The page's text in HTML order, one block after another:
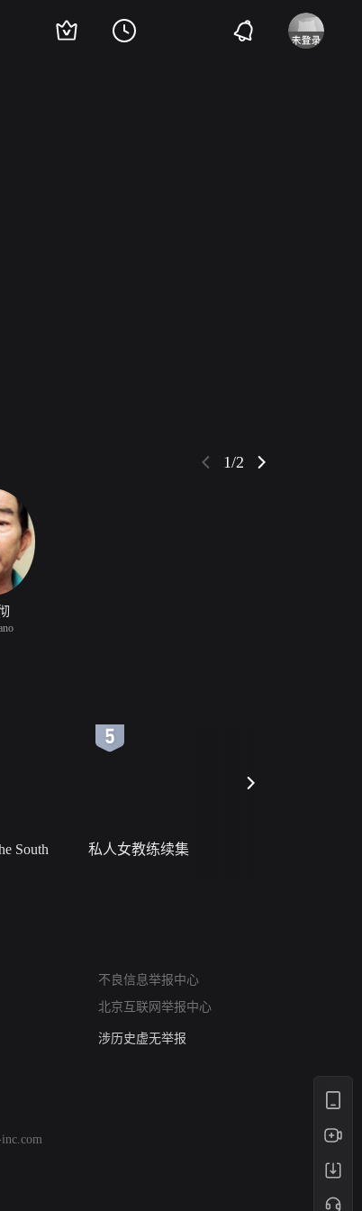
1/2
South
私人女教练续集
不良信息举报中心
北京互联网举报中心
亚运会举报专区
涉历史虚无举报
inc.com